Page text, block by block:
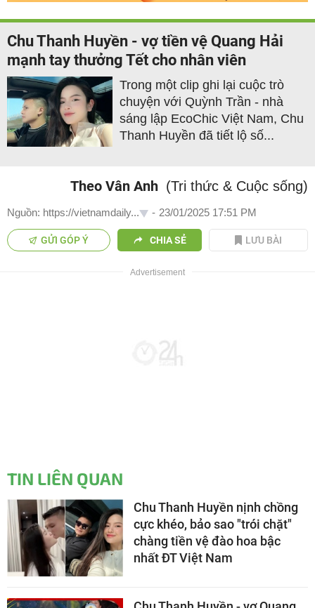
Chu Thanh Huyền - vợ tiền vệ Quang Hải
mạnh tay thưởng Tết cho nhân viên
Trong một clip ghi lại cuộc trò
chuyện với Quỳnh Trần - nhà
sáng lập EcoChic Việt Nam, Chu
Thanh Huyền đã tiết lộ số...
Theo Vân Anh (Tri thức & Cuộc sống)
Nguồn: https://vietnamdaily... - 23/01/2025 17:51 PM
GỬI GÓP Ý CHIA SẺ LƯU BÀI
TIN LIÊN QUAN
Chu Thanh Huyền nịnh chồng
cực khéo, bảo sao "trói chặt"
chàng tiền vệ đào hoa bậc
nhất ĐT Việt Nam